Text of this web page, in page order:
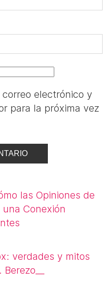
electrónico y
para la próxima vez
las Opiniones de
Conexión
verdades y mitos
Berezo